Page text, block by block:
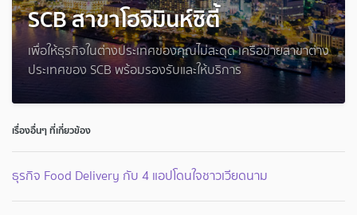
SCB สาขาโฮจิมินห์ซิตี้
เพื่อให้ธุรกิจในต่างประเทศของคุณไม่สะดุด เครือข่ายสาขาต่าง
ประเทศของ SCB พร้อมรองรับและให้บริการ
เรื่องอื่นๆ ที่เกี่ยวข้อง
ธุรกิจ Food Delivery กับ 4 แอปโดนใจชาวเวียดนาม